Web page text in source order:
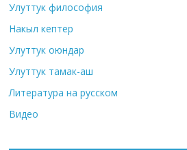
Улуттук философия
Накыл кептер
Улуттук оюндар
Улуттук тамак-аш
Литература на русском
Видео